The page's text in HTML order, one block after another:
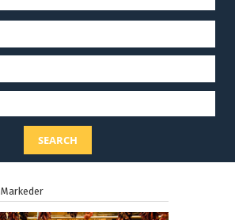
SEARCH
Markeder